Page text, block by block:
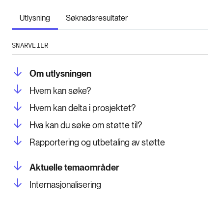
Utlysning Søknadsresultater
SNARVEIER
Om utlysningen
Hvem kan søke?
Hvem kan delta i prosjektet?
Hva kan du søke om støtte til?
Rapportering og utbetaling av støtte
Aktuelle temaområder
Internasjonalisering